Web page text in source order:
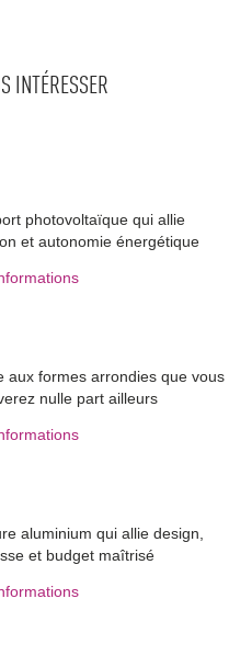
INTÉRESSER
photovoltaïque qui allie
et autonomie énergétique
aux formes arrondies que vous
nulle part ailleurs
aluminium qui allie design,
et budget maîtrisé